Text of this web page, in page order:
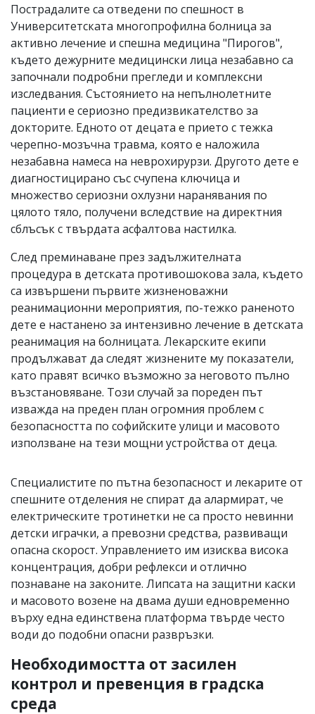
Пострадалите са отведени по спешност в
Университетската многопрофилна болница за
активно лечение и спешна медицина "Пирогов",
където дежурните медицински лица незабавно са
започнали подробни прегледи и комплексни
изследвания. Състоянието на непълнолетните
пациенти е сериозно предизвикателство за
докторите. Едното от децата е прието с тежка
черепно-мозъчна травма, която е наложила
незабавна намеса на неврохирурзи. Другото дете е
диагностицирано със счупена ключица и
множество сериозни охлузни наранявания по
цялото тяло, получени вследствие на директния
сблъсък с твърдата асфалтова настилка.
След преминаване през задължителната
процедура в детската противошокова зала, където
са извършени първите жизненоважни
реанимационни мероприятия, по-тежко раненото
дете е настанено за интензивно лечение в детската
реанимация на болницата. Лекарските екипи
продължават да следят жизнените му показатели,
като правят всичко възможно за неговото пълно
възстановяване. Този случай за пореден път
изважда на преден план огромния проблем с
безопасността по софийските улици и масовото
използване на тези мощни устройства от деца.
Специалистите по пътна безопасност и лекарите от
спешните отделения не спират да алармират, че
електрическите тротинетки не са просто невинни
детски играчки, а превозни средства, развиващи
опасна скорост. Управлението им изисква висока
концентрация, добри рефлекси и отлично
познаване на законите. Липсата на защитни каски
и масовото возене на двама души едновременно
върху една единствена платформа твърде често
води до подобни опасни развръзки.
Необходимостта от засилен
контрол и превенция в градска
среда